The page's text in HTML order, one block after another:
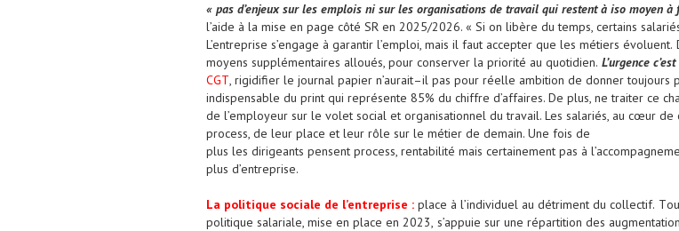
« pas d’enjeux sur les emplois ni sur les organisations de travail qui restent à iso moyen
l’aide à la mise en page côté SR en 2025/2026. « Si on libère du temps, certains
L’entreprise s’engage à garantir l’emploi, mais il faut accepter que les métiers évoluent.
moyens supplémentaires alloués, pour conserver la priorité au quotidien. L’urgence
CGT, rigidifier le journal papier n’aurait–il pas pour réelle ambition de donner toujours
indispensable du print qui représente 85% du chiffre d’affaires. De plus, ne traiter ce
de l’employeur sur le volet social et organisationnel du travail. Les salariés, au cœur de
process, de leur place et leur rôle sur le métier de demain. Une fois de
plus les dirigeants pensent process, rentabilité mais certainement pas à
plus d’entreprise.
La politique sociale de l’entreprise : place à l’individuel au détriment du collectif. T
politique salariale, mise en place en 2023, s’appuie sur une répartition des